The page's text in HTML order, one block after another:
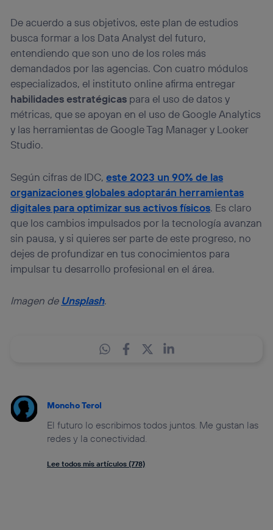
De acuerdo a sus objetivos, este plan de estudios
busca formar a los Data Analyst del futuro,
entendiendo que son uno de los roles más
demandados por las agencias. Con cuatro módulos
especializados, el instituto online afirma entregar
habilidades estratégicas para el uso de datos y
métricas, que se apoyan en el uso de Google Analytics
y las herramientas de Google Tag Manager y Looker
Studio.
Según cifras de IDC,este 2023 un 90% de las
organizaciones globales adoptarán herramientas
digitales para optimizar sus activos físicos. Es claro
que los cambios impulsados por la tecnología avanzan
sin pausa, y si quieres ser parte de este progreso, no
dejes de profundizar en tus conocimientos para
impulsar tu desarrollo profesional en el área.
Imagen de Unsplash.
Moncho Terol
El futuro lo escribimos todos juntos. Me gustan las
redes y la conectividad.
Lee todos mis artículos (778)